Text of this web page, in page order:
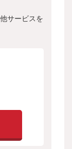
サービスを